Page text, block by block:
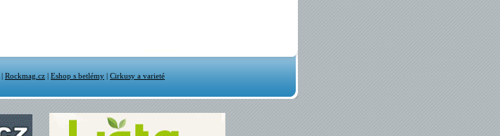
| Rockmag.cz | Eshop s betlémy | Cirkusy a varieté